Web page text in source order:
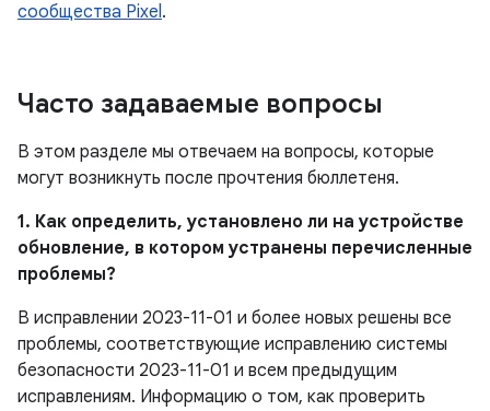
сообщества Pixel.
Часто задаваемые вопросы
В этом разделе мы отвечаем на вопросы, которые
могут возникнуть после прочтения бюллетеня.
1. Как определить, установлено ли на устройстве
обновление, в котором устранены перечисленные
проблемы?
В исправлении 2023-11-01 и более новых решены все
проблемы, соответствующие исправлению системы
безопасности 2023-11-01 и всем предыдущим
исправлениям. Информацию о том, как проверить